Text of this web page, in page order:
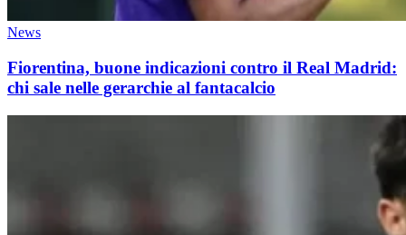
News
Fiorentina, buone indicazioni contro il Real Madrid:
chi sale nelle gerarchie al fantacalcio